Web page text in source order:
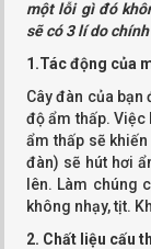
một lỗi gì đó
sẽ có 3 lí do
1.Tác động của
Cây đàn của
độ ẩm thấp. Việc
ẩm thấp sẽ
đàn) sẽ hút hơi
lên. Làm chúng
không nhạy, tịt.
2. Chất liệu cấu